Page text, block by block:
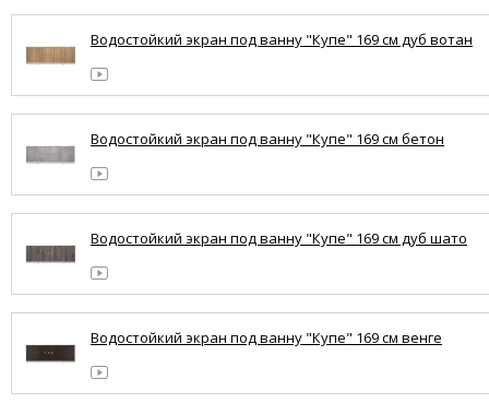
Водостойкий экран под ванну "Купе" 169 см дуб вотан
Водостойкий экран под ванну "Купе" 169 см бетон
Водостойкий экран под ванну "Купе" 169 см дуб шато
Водостойкий экран под ванну "Купе" 169 см венге